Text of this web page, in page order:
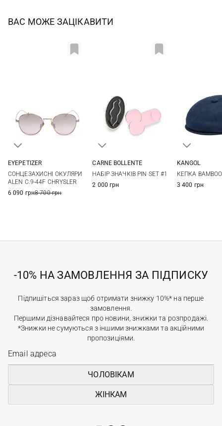
ВАС МОЖЕ ЗАЦІКАВИТИ
EYEPETIZER
СОНЦЕЗАХИСНІ ОКУЛЯРИ
ALEN C.9-44F CHRYSLER
6 090 грн8 700 грн
CARNE BOLLENTE
НАБІР ЗНАЧКІВ PIN SET #1
2 000 грн
KANGOL
КЕПКА
3 400 грн
-10% НА ЗАМОВЛЕННЯ ЗА ПІДПИСКУ
Підпишіться зараз щоб отримати знижку 10%* на перше
замовлення.
Першими дізнавайтеся про новини, знижки та розпродажі.
*Знижки не сумуються з іншими знижками та акційними
пропозиціями.
ЧОЛОВІКАМ
ЖІНКАМ